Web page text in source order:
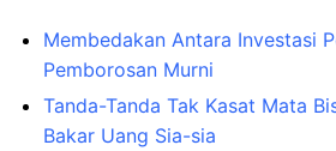
Membedakan Antara Investasi
Pemborosan Murni
Tanda-Tanda Tak Kasat Mata
Bakar Uang Sia-sia